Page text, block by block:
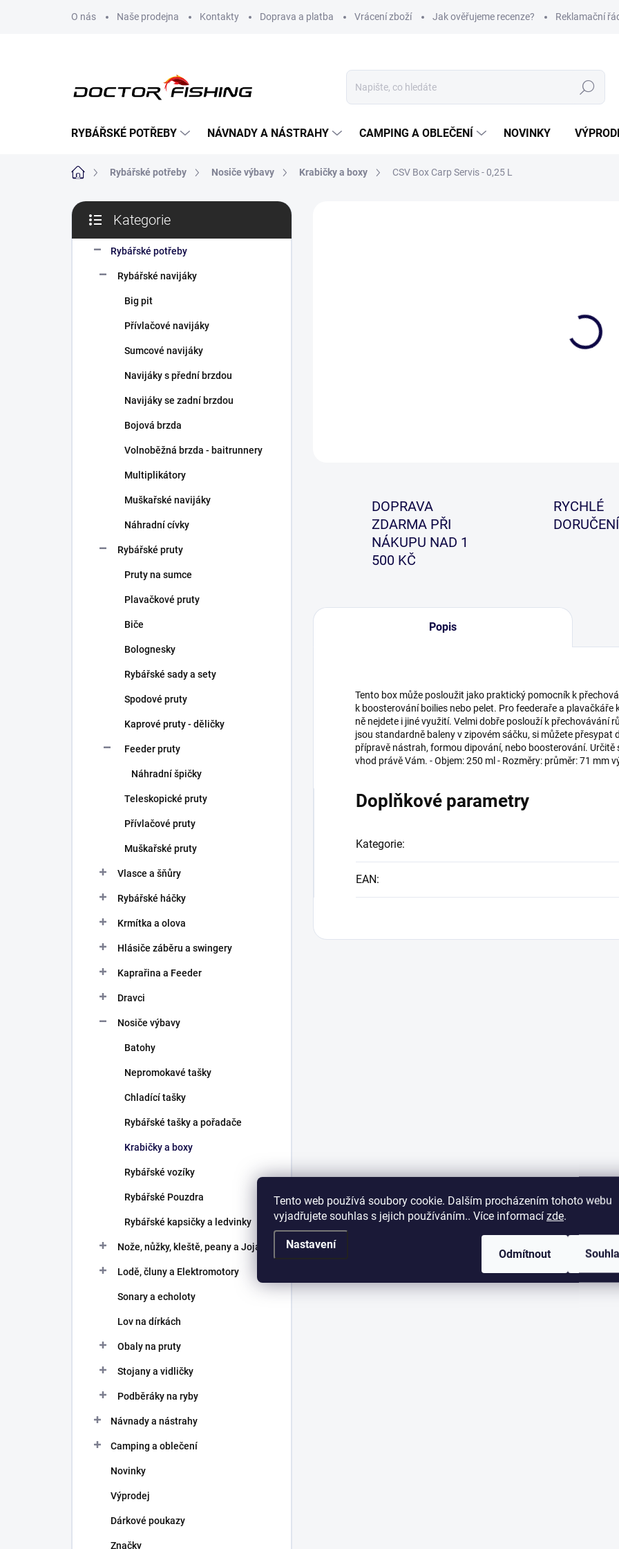
Tento web používá soubory cookie. Dalším procházením tohoto webu
vyjadřujete souhlas s jejich používáním.. Více informací zde.
Nastavení
Odmítnout
O nás Naše prodejna Kontakty Doprava a platba Vrácení zboží Jak ověřujeme recenze? Reklamační
Hledat
RYBÁŘSKÉ POTŘEBY NÁVNADY A NÁSTRAHY CAMPING A OBLEČENÍ NOVINKY
Domů Rybářské potřeby Nosiče výbavy Krabičky a boxy CSV Box Carp Servis - 0,25 L
P
s
kategorie
Kategorie
Rybářské potřeby
Rybářské navijáky
Big pit
Přívlačové navijáky
Sumcové navijáky
Navijáky s přední brzdou
Navijáky se zadní brzdou
Bojová brzda
Volnoběžná brzda - baitrunnery
Multiplikátory
Muškařské navijáky
Náhradní cívky
Rybářské pruty
Pruty na sumce
Plavačkové pruty
Biče
Bolognesky
Rybářské sady a sety
Spodové pruty
Kaprové pruty - děličky
Feeder pruty
Náhradní špičky
Teleskopické pruty
Přívlačové pruty
Muškařské pruty
Vlasce a šňůry
Rybářské háčky
Krmítka a olova
Hlásiče záběru a swingery
Kaprařina a Feeder
Dravci
Nosiče výbavy
Batohy
Nepromokavé tašky
Chladící tašky
Rybářské tašky a pořadače
Krabičky a boxy
Rybářské vozíky
Rybářské Pouzdra
Rybářské kapsičky a ledvinky
Nože, nůžky, kleště, peany a Joja
Lodě, čluny a Elektromotory
Sonary a echoloty
Lov na dírkách
Obaly na pruty
Stojany a vidličky
Podběráky na ryby
Návnady a nástrahy
Camping a oblečení
Novinky
Výprodej
Dárkové poukazy
Značky
DOPRAVA
ZDARMA PŘI
NÁKUPU NAD 1
500 KČ
RYCHLÉ
DORUČENÍ
Popis
Tento box může posloužit jako praktický pomocník k
k boosterování boilies nebo pelet. Pro feederaře a
ně nejdete i jiné využití. Velmi dobře poslouží k přechovávání
jsou standardně baleny v zipovém sáčku, si můžete přesypat
přípravě nástrah, formou dipování, nebo boosterování. Určitě
vhod právě Vám. - Objem: 250 ml - Rozměry: průměr: 71 mm
Doplňkové parametry
Kategorie:
EAN: